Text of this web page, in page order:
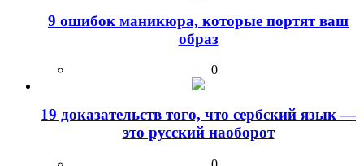
9 ошибок маникюра, которые портят ваш
образ
0
19 доказательств того, что сербский язык —
это русский наоборот